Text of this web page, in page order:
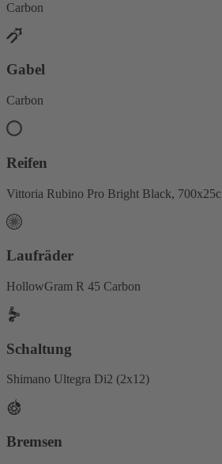
Carbon
Gabel
Carbon
Reifen
Vittoria Rubino Pro Bright Black, 700x25c
Laufräder
HollowGram R 45 Carbon
Schaltung
Shimano Ultegra Di2 (2x12)
Bremsen